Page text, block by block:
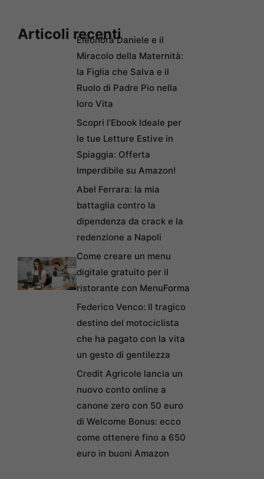
Articoli recentiEleonora Daniele e il
Miracolo della Maternità:
la Figlia che Salva e il
Ruolo di Padre Pio nella
loro Vita
Scopri l’Ebook Ideale per
le tue Letture Estive in
Spiaggia: Offerta
Imperdibile su Amazon!
Abel Ferrara: la mia
battaglia contro la
dipendenza da crack e la
redenzione a Napoli
Come creare un menu
digitale gratuito per il
ristorante con MenuForma
Federico Venco: Il tragico
destino del motociclista
che ha pagato con la vita
un gesto di gentilezza
Credit Agricole lancia un
nuovo conto online a
canone zero con 50 euro
di Welcome Bonus: ecco
come ottenere fino a 650
euro in buoni Amazon